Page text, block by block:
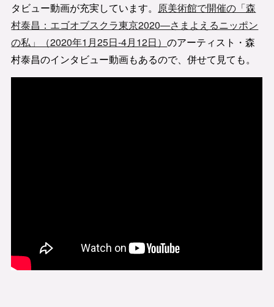
タビュー動画が充実しています。 原美術館で開催の「森
村泰昌：エゴオブスクラ東京2020―さまよえるニッポン
の私」（2020年1月25日‐4月12日）のアーティスト・森
村泰昌のインタビュー動画もあるので、併せて見ても。